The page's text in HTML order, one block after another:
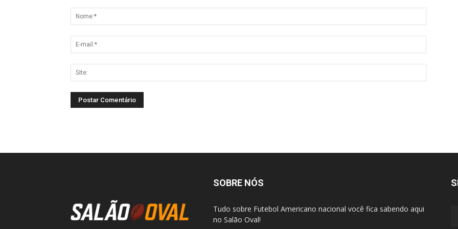
SOBRE NÓS
Tudo sobre Futebol Americano nacional você fica sabendo aqui
no Salão Oval!